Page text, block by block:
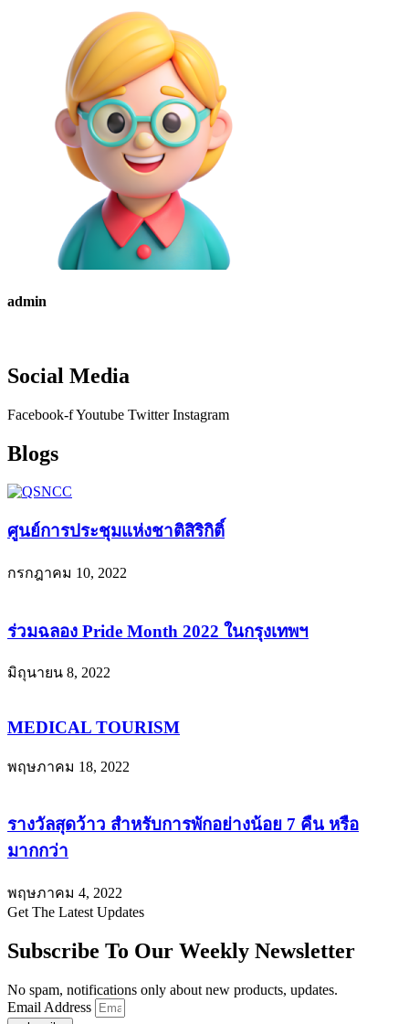
admin
Social Media
Facebook-fYoutube Twitter Instagram
Blogs
ศูนย์การประชุมแห่งชาติสิริกิติ์
กรกฎาคม 10, 2022
ร่วมฉลอง Pride Month 2022 ในกรุงเทพฯ
มิถุนายน 8, 2022
MEDICAL TOURISM
พฤษภาคม 18, 2022
รางวัลสุดว้าว สำหรับการพักอย่างน้อย 7 คืน หรือ
มากกว่า
พฤษภาคม 4, 2022
Get The Latest Updates
Subscribe To Our Weekly Newsletter
No spam, notifications only about new products, updates.
Email Address